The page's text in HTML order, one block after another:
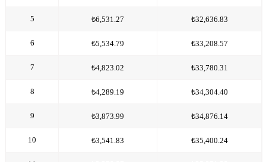
5 ₺6,531.27 ₺32,636.83
6 ₺5,534.79 ₺33,208.57
7 ₺4,823.02 ₺33,780.31
8 ₺4,289.19 ₺34,304.40
9 ₺3,873.99 ₺34,876.14
10 ₺3,541.83 ₺35,400.24